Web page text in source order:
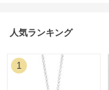
ご希望の際は購入時の
ご精算確認後、在庫確
で、お届け先や日時指
加・変更は承ることが
人気ランキング
1